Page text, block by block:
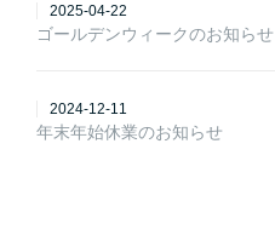
2025-04-22
ゴールデンウィークのお知らせ
2024-12-11
年末年始休業のお知らせ